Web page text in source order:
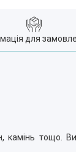
для
камінь тощо.